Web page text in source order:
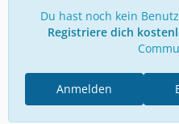
Du hast noch kein
Registriere dich
Anmelden